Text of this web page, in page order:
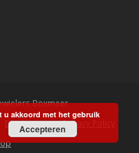
Boxmeer
Disclaimer
Privacy Policy
u akkoord met het gebruik
Accepteren